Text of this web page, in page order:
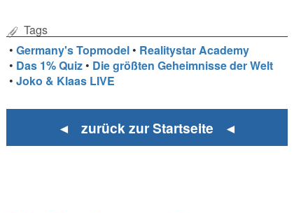
Tags
•Germany's Topmodel • Realitystar Academy
• Das 1% Quiz • Die größten Geheimnisse der Welt
•Joko & Klaas LIVE
◄ zurück zur Startseite ◄